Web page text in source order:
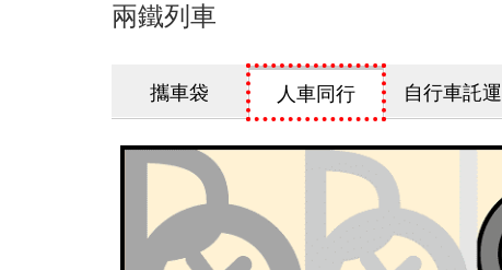
兩鐵列車
攜車袋 人車同行 自行車託運